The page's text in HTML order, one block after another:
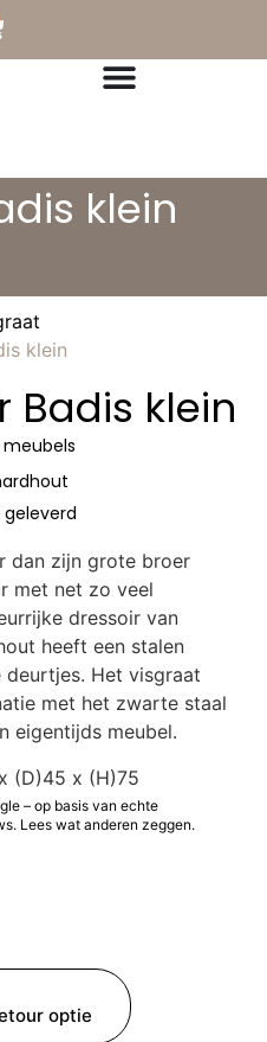
klein
klein
Badis klein
meubels
dan zijn grote broer
met net zo veel
dressoir van
heeft een stalen
Het visgraat
met het zwarte staal
eigentijds meubel.
(D)45 x (H)75
– op basis van echte
Lees wat anderen zeggen.
optie